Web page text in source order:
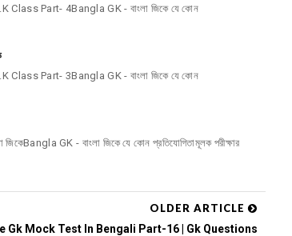
Part- 4Bangla GK - বাংলা জিকে যে কোন
Part- 3Bangla GK - বাংলা জিকে যে কোন
GK - বাংলা জিকে যে কোন প্রতিযোগিতামূলক পরীক্ষার
OLDER ARTICLE
Gk Mock Test In Bengali Part-16 | Gk Questions